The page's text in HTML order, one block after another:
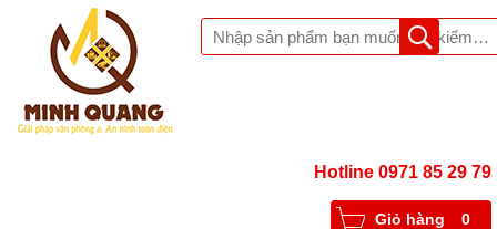
Hotline 0971 85 29 79
Giỏ hàng 0